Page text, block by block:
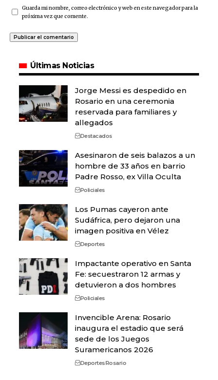
Guarda mi nombre, correo electrónico y web en este navegador para la
próxima vez que comente.
Últimas Noticias
Jorge Messi es despedido en
Rosario en una ceremonia
reservada para familiares y
allegados
Destacados
Asesinaron de seis balazos a un
hombre de 33 años en barrio
Padre Rosso, ex Villa Oculta
Policiales
Los Pumas cayeron ante
Sudáfrica, pero dejaron una
imagen positiva en Vélez
Deportes
Impactante operativo en Santa
Fe: secuestraron 12 armas y
detuvieron a dos hombres
Policiales
Invencible Arena: Rosario
inaugura el estadio que será
sede de los Juegos
Suramericanos 2026
DeportesRosario